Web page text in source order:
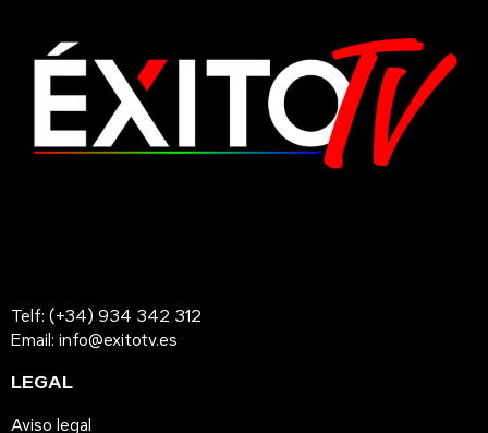
Telf: (+34) 934 342 312
Email: info@exitotv.es
LEGAL
Aviso legal